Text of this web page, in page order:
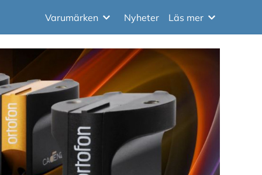
Varumärken Nyheter Läs mer